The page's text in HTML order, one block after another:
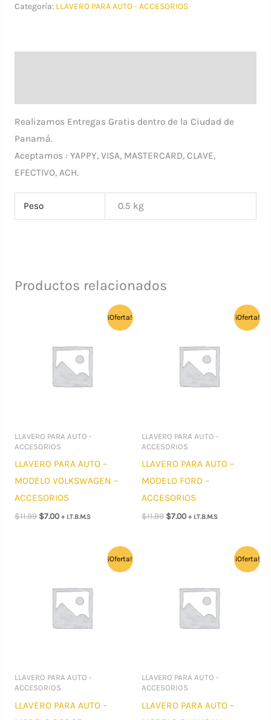
MODELO
Categoría: LLAVERO PARA AUTO - ACCESORIOS
Realizamos Entregas Gratis dentro de la Ciudad de
Panamá.
Aceptamos : YAPPY, VISA, MASTERCARD, CLAVE,
EFECTIVO, ACH.
Peso 0.5 kg
Productos relacionados
¡Oferta!
LLAVERO PARA AUTO -
ACCESORIOS
LLAVERO PARA AUTO –
MODELO VOLKSWAGEN –
ACCESORIOS
$11.99 El
$7.00El+ I.T.B.M.S
¡Oferta!
LLAVERO PARA AUTO -
ACCESORIOS
LLAVERO PARA AUTO –
MODELO FORD –
ACCESORIOS
$11.99 El
$7.00El+ I.T.B.M.S
¡Oferta!
LLAVERO PARA AUTO -
ACCESORIOS
LLAVERO PARA AUTO –
¡Oferta!
LLAVERO PARA AUTO -
ACCESORIOS
LLAVERO PARA AUTO –